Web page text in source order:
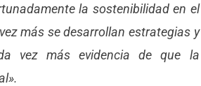
la sostenibilidad en el
más se desarrollan estrategias y
vez más evidencia de que la